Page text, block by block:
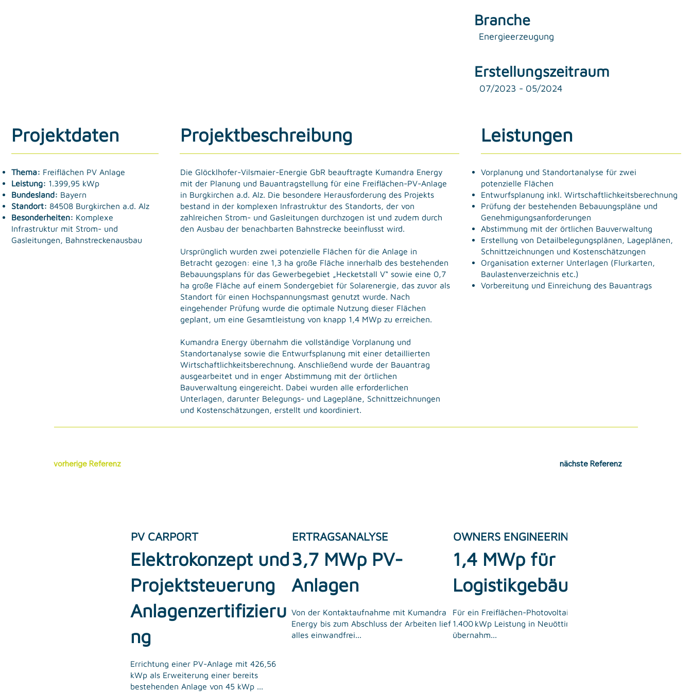
Branche
Energieerzeugung
Erstellungszeitraum
07/2023 - 05/2024
Projektdaten
Thema: Freiflächen PV Anlage
Leistung: 1.399,95 kWp
Bundesland: Bayern
Standort: 84508 Burgkirchen a.d. Alz
Besonderheiten: Komplexe
Infrastruktur mit Strom- und
Gasleitungen, Bahnstreckenausbau
Projektbeschreibung
Die Glöcklhofer-Vilsmaier-Energie GbR beauftragte Kumandra Energy
mit der Planung und Bauantragstellung für eine Freiflächen-PV-Anlage
in Burgkirchen a.d. Alz. Die besondere Herausforderung des Projekts
bestand in der komplexen Infrastruktur des Standorts, der von
zahlreichen Strom- und Gasleitungen durchzogen ist und zudem durch
den Ausbau der benachbarten Bahnstrecke beeinflusst wird.
Ursprünglich wurden zwei potenzielle Flächen für die Anlage in
Betracht gezogen: eine 1,3 ha große Fläche innerhalb des bestehenden
Bebauungsplans für das Gewerbegebiet „Hecketstall V“ sowie eine 0,7
ha große Fläche auf einem Sondergebiet für Solarenergie, das zuvor als
Standort für einen Hochspannungsmast genutzt wurde. Nach
eingehender Prüfung wurde die optimale Nutzung dieser Flächen
geplant, um eine Gesamtleistung von knapp 1,4 MWp zu erreichen.
Kumandra Energy übernahm die vollständige Vorplanung und
Standortanalyse sowie die Entwurfsplanung mit einer detaillierten
Wirtschaftlichkeitsberechnung. Anschließend wurde der Bauantrag
ausgearbeitet und in enger Abstimmung mit der örtlichen
Bauverwaltung eingereicht. Dabei wurden alle erforderlichen
Unterlagen, darunter Belegungs- und Lagepläne, Schnittzeichnungen
und Kostenschätzungen, erstellt und koordiniert.
Leistungen
Vorplanung und Standortanalyse für zwei
potenzielle Flächen
Entwurfsplanung inkl. Wirtschaftlichkeitsberechnung
Prüfung der bestehenden Bebauungspläne und
Genehmigungsanforderungen
Abstimmung mit der örtlichen Bauverwaltung
Erstellung von Detailbelegungsplänen, Lageplänen,
Schnittzeichnungen und Kostenschätzungen
Organisation externer Unterlagen (Flurkarten,
Baulastenverzeichnis etc.)
Vorbereitung und Einreichung des Bauantrags
vorherige Referenz nächste Referenz
PV CARPORT
Elektrokonzept und
Projektsteuerung
Anlagenzertifizieru
ng
Errichtung einer PV-Anlage mit 426,56
kWp als Erweiterung einer bereits
bestehenden Anlage von 45 kWp ...
ERTRAGSANALYSE
3,7 MWp PV-
Anlagen
Von der Kontaktaufnahme mit Kumandra
Energy bis zum Abschluss der Arbeiten lief
alles einwandfrei...
OWNERS ENGINEERING
1,4 MWp für
Logistikgebäude
Für ein Freiflächen-Photovoltaikprojekt mit
1.400 kWp Leistung in Neuötting
übernahm...